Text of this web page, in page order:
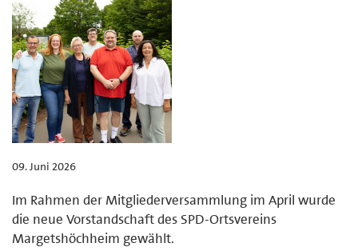
09. Juni 2026
Im Rahmen der Mitgliederversammlung im April wurde
die neue Vorstandschaft des SPD-Ortsvereins
Margetshöchheim gewählt.